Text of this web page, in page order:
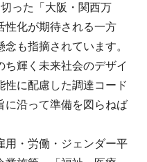
った「大阪・関西万
性化が期待される一方
も指摘されています。
ち輝く未来社会のデザイ
性に配慮した調達コード
に沿って準備を図らねば
・労働・ジェンダー平